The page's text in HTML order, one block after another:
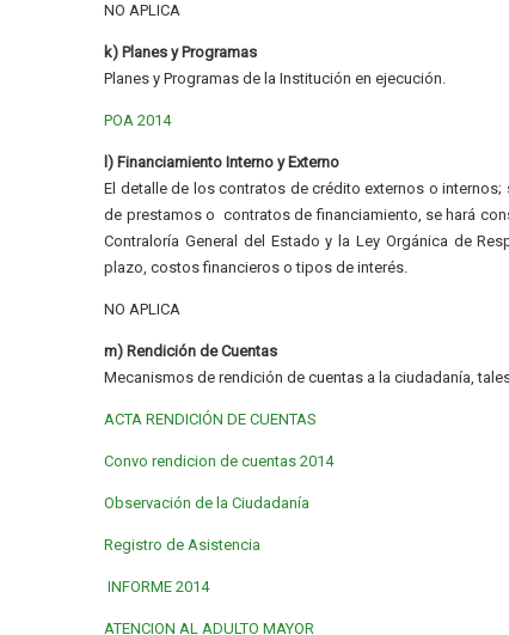
NO APLICA
k) Planes y Programas
Planes y Programas de la Institución en ejecución.
POA 2014
l) Financiamiento Interno y Externo
El detalle de los contratos de crédito externos o
de prestamos o contratos de financiamiento, se hará
Contraloría General del Estado y la Ley Orgánica de
plazo, costos financieros o tipos de interés.
NO APLICA
m) Rendición de Cuentas
Mecanismos de rendición de cuentas a la ciudadanía,
ACTA RENDICIÓN DE CUENTAS
Convo rendicion de cuentas 2014
Observación de la Ciudadanía
Registro de Asistencia
INFORME 2014
ATENCION AL ADULTO MAYOR